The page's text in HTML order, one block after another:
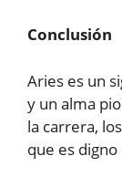
Conclusión
Aries es un
y un alma
la carrera,
que es